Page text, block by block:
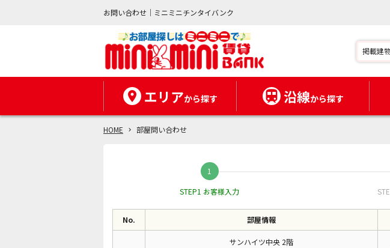
お問い合わせ｜ミニミニチンタイバンク
掲載建
エリアから探す 沿線から探す
HOME 部屋問い合わせ
STEP1 お客様入力
No. 部屋情報
サンハイツ中央 2階